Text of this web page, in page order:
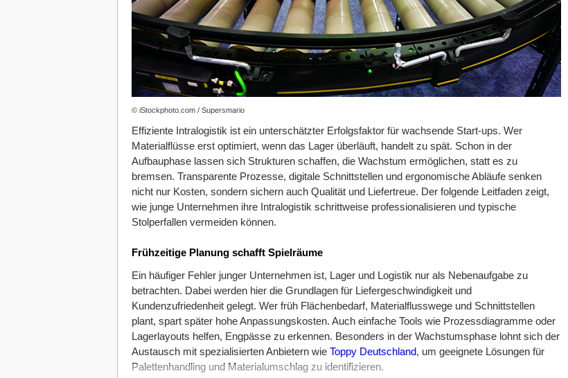
© iStockphoto.com / Supersmario
Effiziente Intralogistik ist ein unterschätzter Erfolgsfaktor für wachsende Start-ups. Wer
Materialflüsse erst optimiert, wenn das Lager überläuft, handelt zu spät. Schon in der
Aufbauphase lassen sich Strukturen schaffen, die Wachstum ermöglichen, statt es zu
bremsen. Transparente Prozesse, digitale Schnittstellen und ergonomische Abläufe senken
nicht nur Kosten, sondern sichern auch Qualität und Liefertreue. Der folgende Leitfaden zeigt,
wie junge Unternehmen ihre Intralogistik schrittweise professionalisieren und typische
Stolperfallen vermeiden können.
Frühzeitige Planung schafft Spielräume
Ein häufiger Fehler junger Unternehmen ist, Lager und Logistik nur als Nebenaufgabe zu
betrachten. Dabei werden hier die Grundlagen für Liefergeschwindigkeit und
Kundenzufriedenheit gelegt. Wer früh Flächenbedarf, Materialflusswege und Schnittstellen
plant, spart später hohe Anpassungskosten. Auch einfache Tools wie Prozessdiagramme oder
Lagerlayouts helfen, Engpässe zu erkennen. Besonders in der Wachstumsphase lohnt sich der
Austausch mit spezialisierten Anbietern wie Toppy Deutschland, um geeignete Lösungen für
Palettenhandling und Materialumschlag zu identifizieren.